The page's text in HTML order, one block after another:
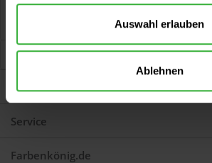
Auswahl erlauben
Ablehnen
Bewertungen
0
Jetzt Bewertungen zum Artikel lesen...mehr
Kunden kauften auch
Darum sind wir Farbenkönig
Service
Farbenkönig.de